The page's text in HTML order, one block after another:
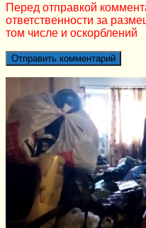
Перед отправкой
ответственности за
том числе и оскорблений